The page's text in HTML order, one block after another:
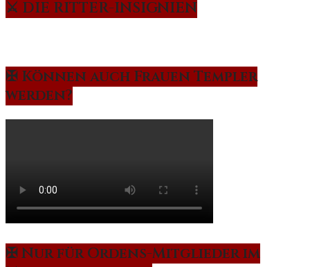
⚔️ DIE RITTER-INSIGNIEN
✠ Können auch Frauen Templer
werden?
✠ Nur für Ordens-Mitglieder im